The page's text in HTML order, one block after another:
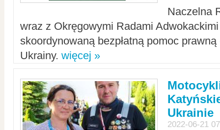
Naczelna
wraz z Okręgowymi Radami Adwokackimi
skoordynowaną bezpłatną pomoc
Ukrainy. więcej »
Ukrainie
2022-06-21